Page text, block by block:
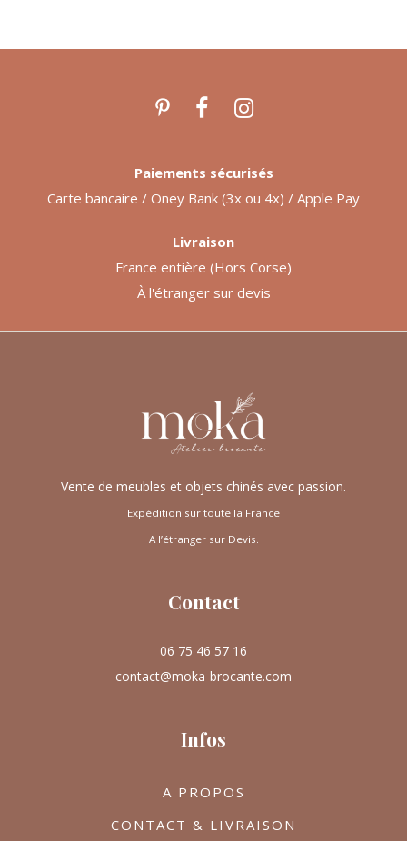
Vente de meubles et objets chinés avec passion.
Expédition sur toute la France
A l’étranger sur Devis.
Contact
06 75 46 57 16
contact@moka-brocante.com
Infos
A PROPOS
CONTACT & LIVRAISON
Paiements sécurisés
Carte bancaire / Oney Bank (3x ou 4x) / Apple Pay
Livraison
France entière (Hors Corse)
À l'étranger sur devis